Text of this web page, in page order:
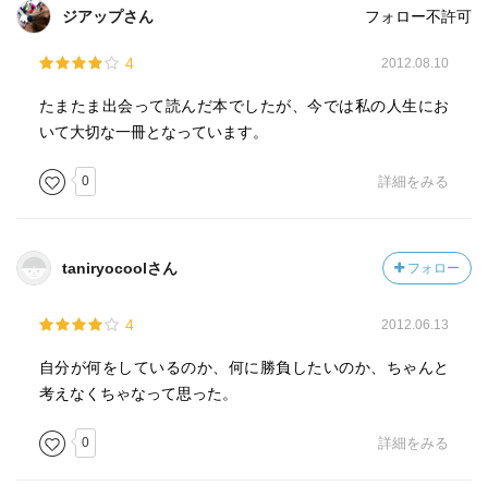
ジアップさん フォロー不許可
4 2012.08.10
たまたま出会って読んだ本でしたが、今では私の人生にお
いて大切な一冊となっています。
0 詳細をみる
taniryocoolさん フォロー
4 2012.06.13
自分が何をしているのか、何に勝負したいのか、ちゃんと
考えなくちゃなって思った。
0 詳細をみる